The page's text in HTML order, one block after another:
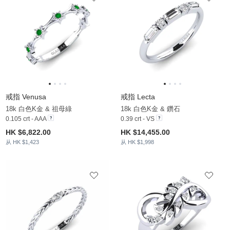
戒指 Venusa
18k 白色K金 & 祖母綠
0.105 crt - AAA
HK $6,822.00
从 HK $1,423
戒指 Lecta
18k 白色K金 & 鑽石
0.39 crt - VS
HK $14,455.00
从 HK $1,998